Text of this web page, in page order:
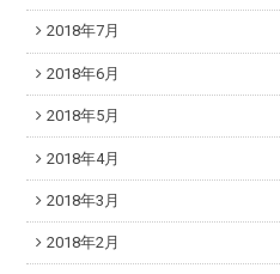
2018年7月
2018年6月
2018年5月
2018年4月
2018年3月
2018年2月